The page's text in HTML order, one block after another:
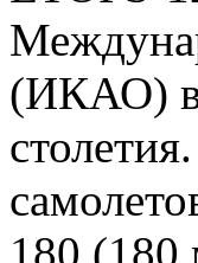
(ИКАО) в
180 (180